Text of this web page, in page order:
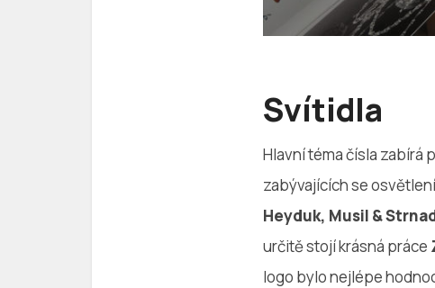
Svítidla
Hlavní téma čísla zabírá
zabývajících se
Heyduk, Musil &
určitě stojí krásná práce
logo bylo nejlépe